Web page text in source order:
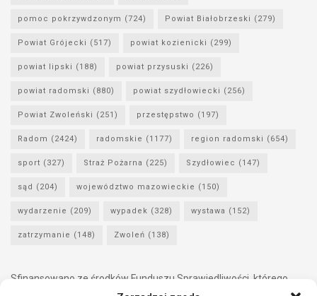
pomoc pokrzywdzonym (724) Powiat Białobrzeski (279)
Powiat Grójecki (517) powiat kozienicki (299)
powiat lipski (188) powiat przysuski (226)
powiat radomski (880) powiat szydłowiecki (256)
Powiat Zwoleński (251) przestępstwo (197)
Radom (2424) radomskie (1177) region radomski (654)
sport (327) Straż Pożarna (225) Szydłowiec (147)
sąd (204) województwo mazowieckie (150)
wydarzenie (209) wypadek (328) wystawa (152)
zatrzymanie (148) Zwoleń (138)
Sfinansowano ze środków Funduszu Sprawiedliwości, którego